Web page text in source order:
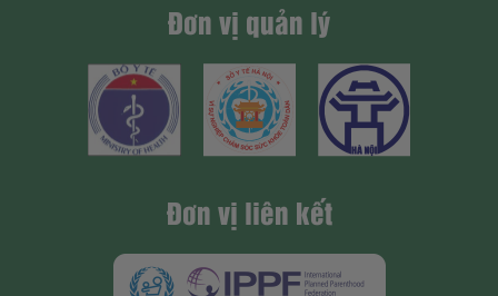
Đơn vị quản lý
Đơn vị liên kết